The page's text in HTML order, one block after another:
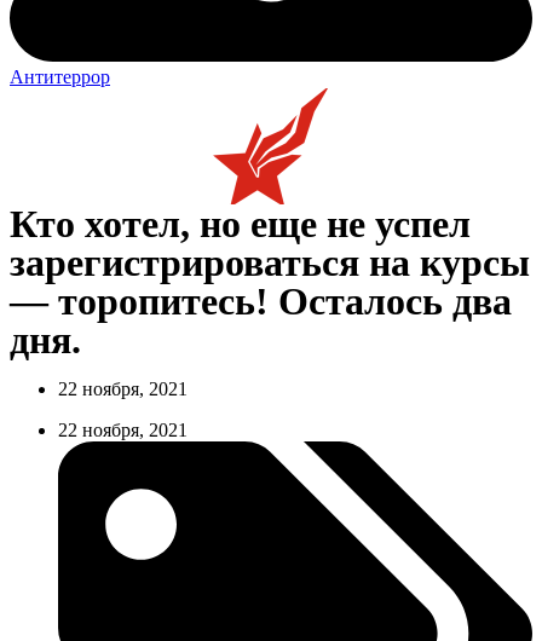
Антитеррор
Кто хотел, но еще не успел
зарегистрироваться на курсы
— торопитесь! Осталось два
дня.
22 ноября, 2021
22 ноября, 2021